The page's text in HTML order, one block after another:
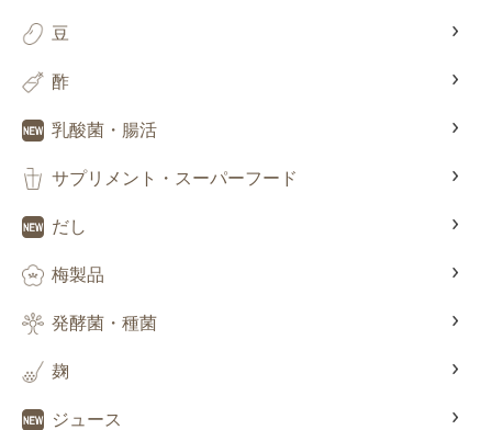
豆
酢
乳酸菌・腸活
サプリメント・スーパーフード
だし
梅製品
発酵菌・種菌
麹
ジュース